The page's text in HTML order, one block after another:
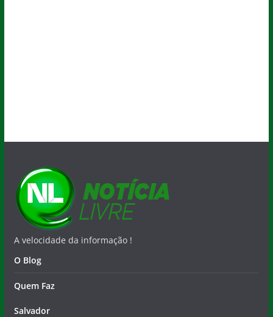
A velocidade da informação !
O Blog
Quem Faz
Salvador
Nacional